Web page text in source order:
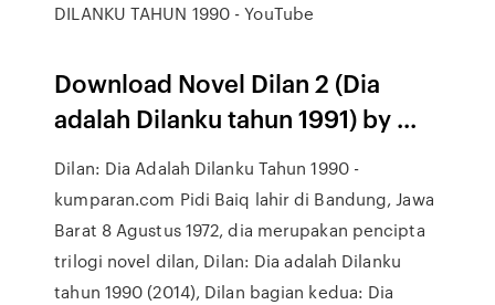
DILANKU TAHUN 1990 - YouTube
Download Novel Dilan 2 (Dia
adalah Dilanku tahun 1991) by ...
Dilan: Dia Adalah Dilanku Tahun 1990 -
kumparan.com Pidi Baiq lahir di Bandung, Jawa
Barat 8 Agustus 1972, dia merupakan pencipta
trilogi novel dilan, Dilan: Dia adalah Dilanku
tahun 1990 (2014), Dilan bagian kedua: Dia